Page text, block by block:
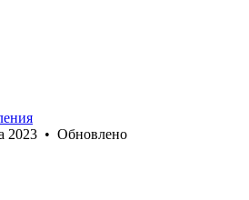
2023 • Обновлено